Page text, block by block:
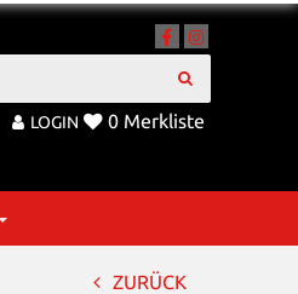
LOGIN 0 Merkliste
ZURÜCK